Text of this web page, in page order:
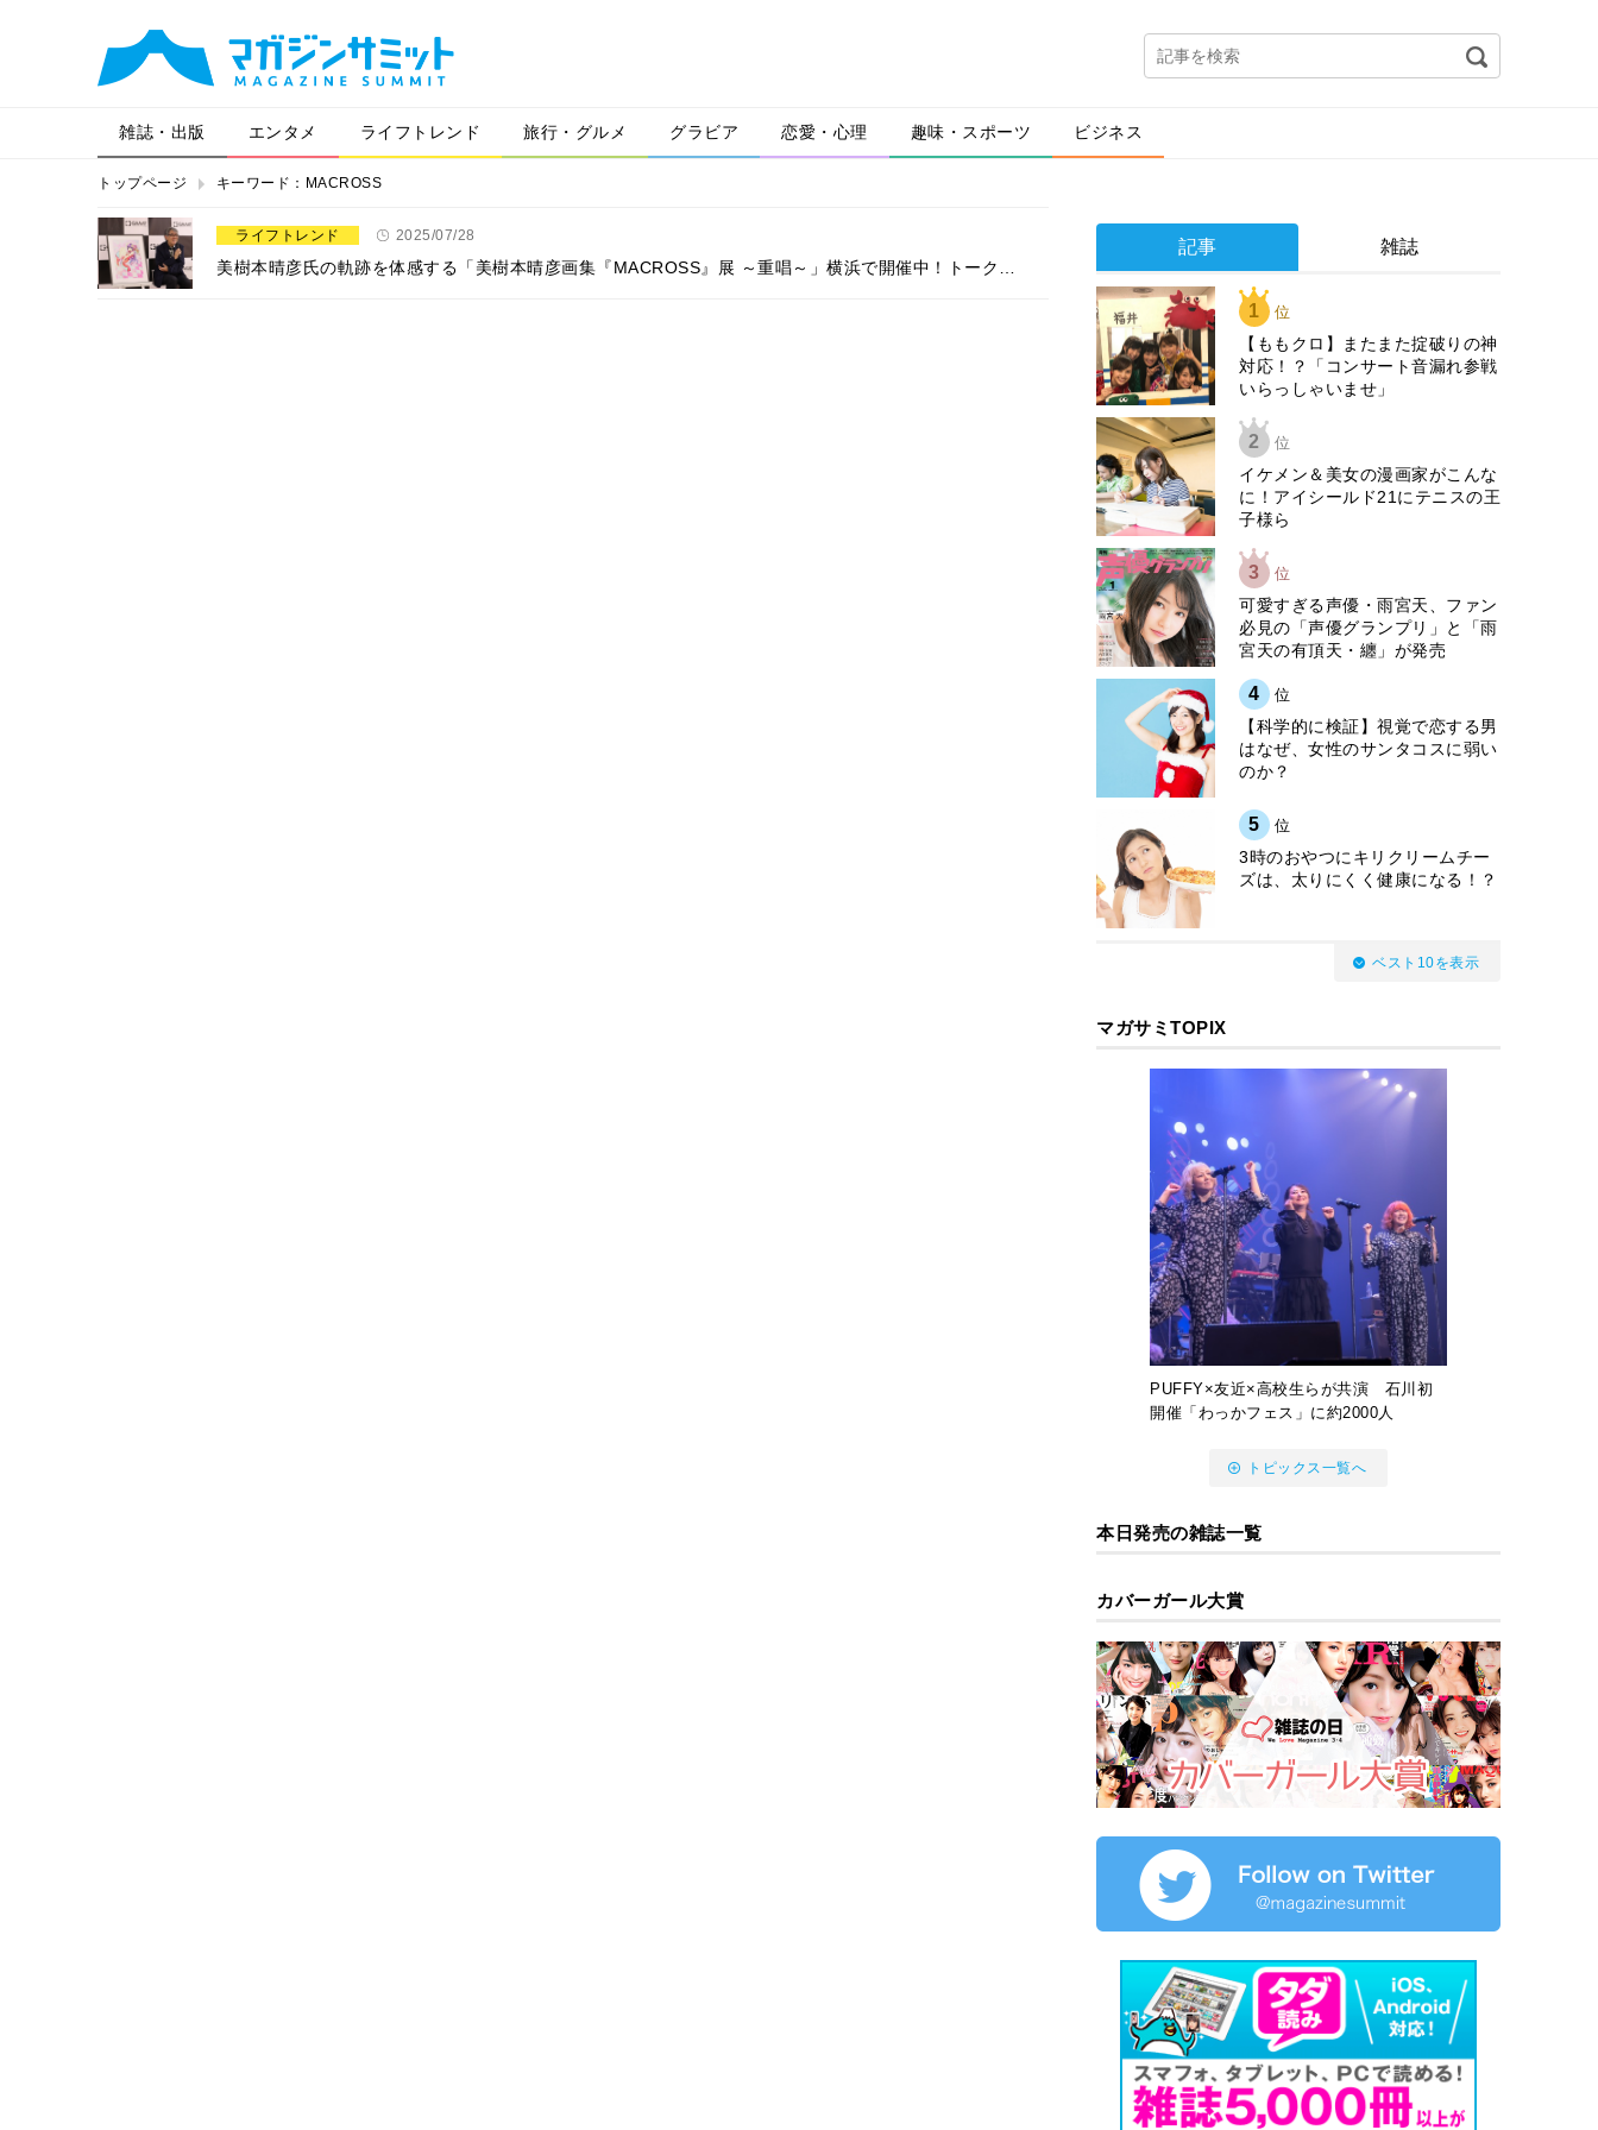
雑誌・出版 エンタメ ライフトレンド 旅行・グルメ グラビア 恋愛・心理 趣味・スポーツ ビジネス
トップページ キーワード：MACROSS
ライフトレンド 2025/07/28
美樹本晴彦氏の軌跡を体感する「美樹本晴彦画集『MACROSS』展 ～重唱～」横浜で開催中！トーク…
記事 雑誌
1 位
【ももクロ】またまた掟破りの神
対応！？「コンサート音漏れ参戦
いらっしゃいませ」
2 位
イケメン＆美女の漫画家がこんな
に！アイシールド21にテニスの王
子様ら
3 位
可愛すぎる声優・雨宮天、ファン
必見の「声優グランプリ」と「雨
宮天の有頂天・纏」が発売
4 位
【科学的に検証】視覚で恋する男
はなぜ、女性のサンタコスに弱い
のか？
5 位
3時のおやつにキリクリームチー
ズは、太りにくく健康になる！？
ベスト10を表示
マガサミTOPIX
PUFFY×友近×高校生らが共演 石川初
開催「わっかフェス」に約2000人
トピックス一覧へ
本日発売の雑誌一覧
カバーガール大賞